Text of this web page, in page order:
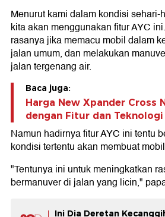
Menurut kami dalam kondisi sehari-
kita akan menggunakan fitur AYC
rasanya jika memacu mobil dalam
jalan umum, dan melakukan
jalan tergenang air.
Baca juga:
Harga New Xpander Cross
dengan Fitur dan Teknologi
Namun hadirnya fitur AYC ini tentu
kondisi tertentu akan membuat
"Tentunya ini untuk meningkatkan
bermanuver di jalan yang licin,"
Ini Dia Deretan